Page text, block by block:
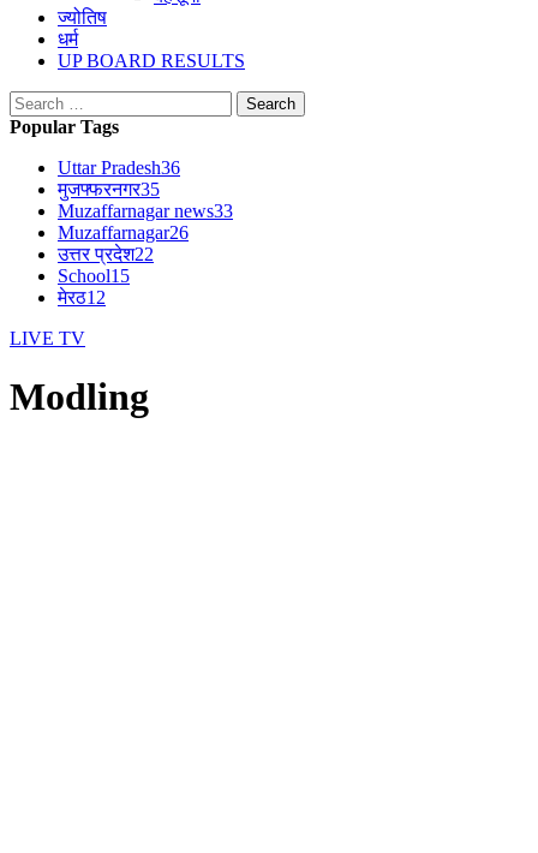
ज्योतिष
धर्म
UP BOARD RESULTS
Search
for:
Popular Tags
Uttar Pradesh36
मुजफ्फरनगर35
Muzaffarnagar news33
Muzaffarnagar26
उत्तर प्रदेश22
School15
मेरठ12
LIVE TV
Modling